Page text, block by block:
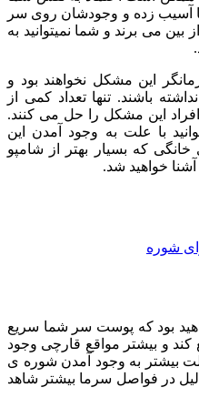
آسیب زده و وجودشان روی سر
می برند و شما نمیتوانید به
این مشکل نخواهند بود و
باشند. تنها تعداد کمی از
این مشکل را حل می کنند.
با علت به وجود آمدن این
که بسیار بهتر از شامپو
خواهید شد.
بود که پوست سر شما سریع
و بیشتر مواقع قارچی وجود
بیشتر به وجود آمدن شوره ی
در فواصل سرما بیشتر شاهد